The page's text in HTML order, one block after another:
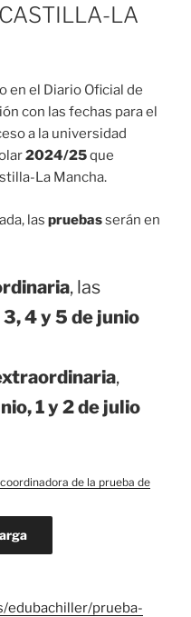
LA
en el Diario Oficial de
con las fechas para el
a la universidad
2024/25que
La Mancha.
las pruebasserán en
, las
3, 4 y 5 de junio
,
1 y 2 de julio
de la prueba de
edubachiller/prueba-